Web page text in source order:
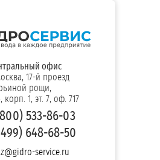
офис
17-й проезд
рощи,
корп. 1, эт. 7, оф. 717
533-86-03
648-68-50
service.ru